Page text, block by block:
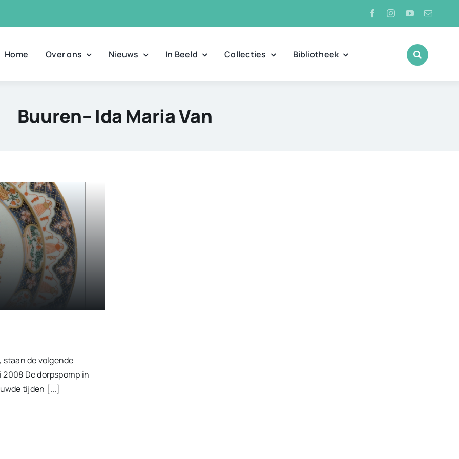
Home Over ons Nieuws In Beeld Collecties Bibliotheek
Buuren– Ida Maria Van
staan de volgende
De dorpspomp in
tijden [...]